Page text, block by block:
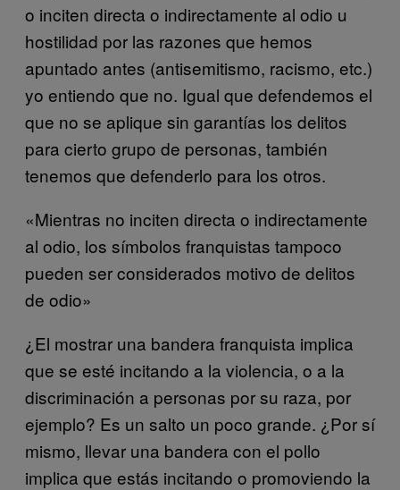
o inciten directa o indirectamente al odio u
hostilidad por las razones que hemos
apuntado antes (antisemitismo, racismo, etc.)
yo entiendo que no. Igual que defendemos el
que no se aplique sin garantías los delitos
para cierto grupo de personas, también
tenemos que defenderlo para los otros.
«Mientras no inciten directa o indirectamente
al odio, los símbolos franquistas tampoco
pueden ser considerados motivo de delitos
de odio»
¿El mostrar una bandera franquista implica
que se esté incitando a la violencia, o a la
discriminación a personas por su raza, por
ejemplo? Es un salto un poco grande. ¿Por sí
mismo, llevar una bandera con el pollo
implica que estás incitando o promoviendo la